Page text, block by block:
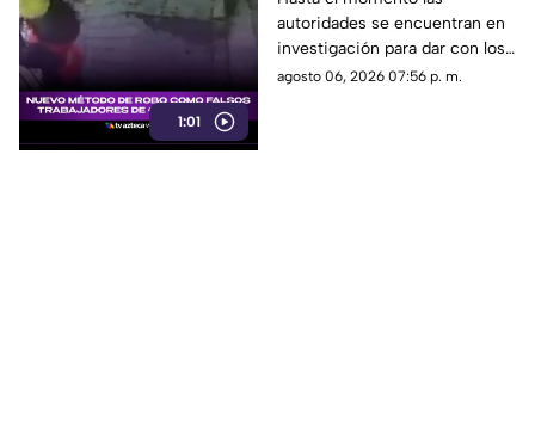
1:01
trabajadores de
construcción [VIDEO]
autoridades se encuentran en
investigación para dar con los
hombres que traen este nuevo
agosto 06, 2026 07:56 p. m.